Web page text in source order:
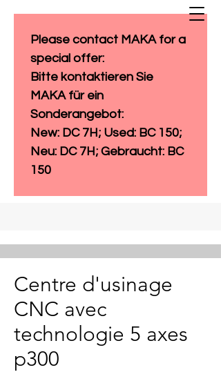
Please contact MAKA for a
special offer:
Bitte kontaktieren Sie
MAKA für ein
Sonderangebot:
New: DC 7H; Used: BC 150;
Neu: DC 7H; Gebraucht: BC
150
Centre d'usinage
CNC avec
technologie 5 axes
p300